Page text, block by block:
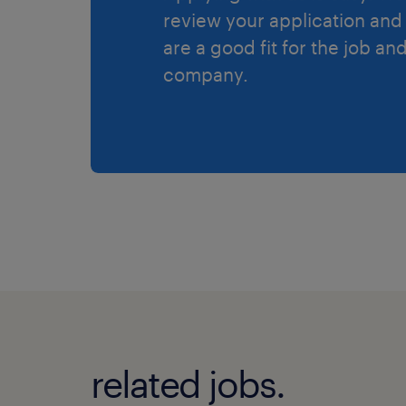
review your application and
are a good fit for the job
company.
related jobs.